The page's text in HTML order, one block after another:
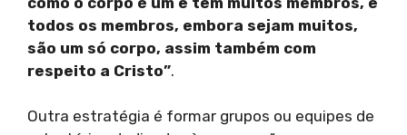
todos os membros, embora sejam muitos,
são um só corpo, assim também com
respeito a Cristo”.
Outra estratégia é formar grupos ou equipes de